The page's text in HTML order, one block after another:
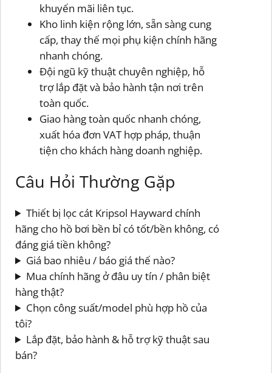
khuyến mãi liên tục.
Kho linh kiện rộng lớn, sẵn sàng cung
cấp, thay thế mọi phụ kiện chính hãng
nhanh chóng.
Đội ngũ kỹ thuật chuyên nghiệp, hỗ
trợ lắp đặt và bảo hành tận nơi trên
toàn quốc.
Giao hàng toàn quốc nhanh chóng,
xuất hóa đơn VAT hợp pháp, thuận
tiện cho khách hàng doanh nghiệp.
Câu Hỏi Thường Gặp
Thiết bị lọc cát Kripsol Hayward chính
hãng cho hồ bơi bền bỉ có tốt/bền không, có
đáng giá tiền không?
Giá bao nhiêu / báo giá thế nào?
Mua chính hãng ở đâu uy tín / phân biệt
hàng thật?
Chọn công suất/model phù hợp hồ của
tôi?
Lắp đặt, bảo hành & hỗ trợ kỹ thuật sau
bán?